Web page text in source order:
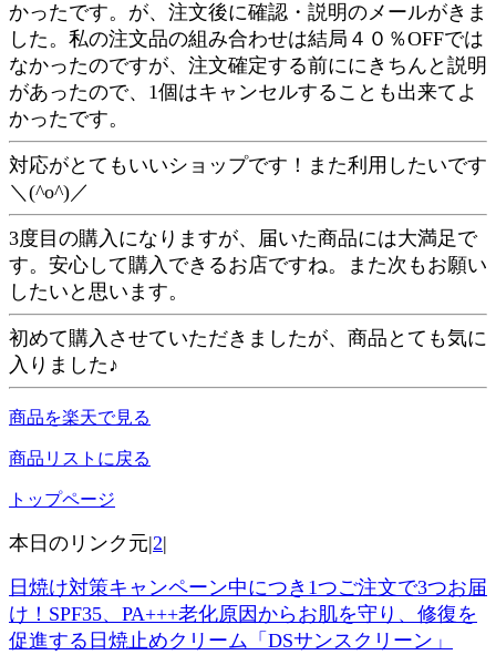
かったです。が、注文後に確認・説明のメールがきま
した。私の注文品の組み合わせは結局４０％OFFでは
なかったのですが、注文確定する前ににきちんと説明
があったので、1個はキャンセルすることも出来てよ
かったです。
対応がとてもいいショップです！また利用したいです
＼(^o^)／
3度目の購入になりますが、届いた商品には大満足で
す。安心して購入できるお店ですね。また次もお願い
したいと思います。
初めて購入させていただきましたが、商品とても気に
入りました♪
商品を楽天で見る
商品リストに戻る
トップページ
本日のリンク元|2|
日焼け対策キャンペーン中につき1つご注文で3つお届
け！SPF35、PA+++老化原因からお肌を守り、修復を
促進する日焼止めクリーム「DSサンスクリーン」